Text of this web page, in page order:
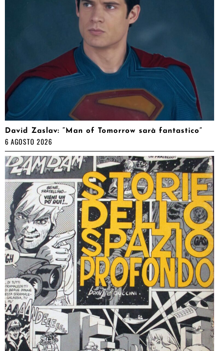
David Zaslav: “Man of Tomorrow sarà fantastico”
6 AGOSTO 2026